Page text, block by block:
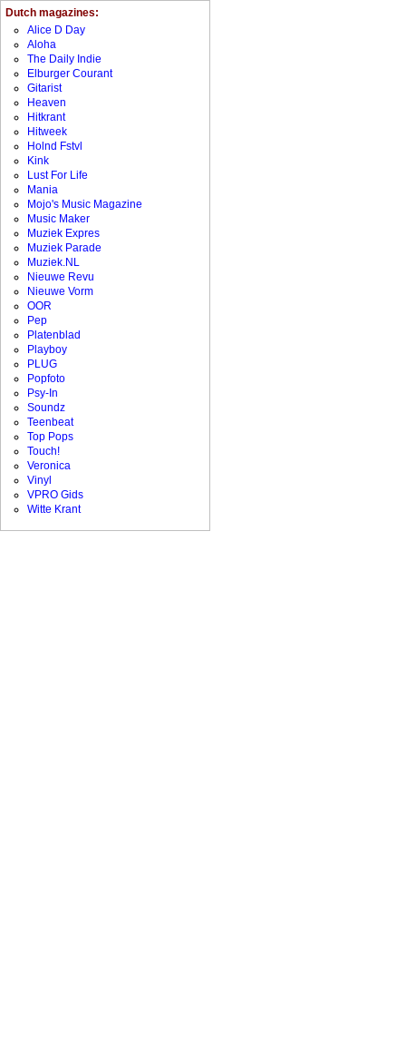
Dutch magazines:
Alice D Day
Aloha
The Daily Indie
Elburger Courant
Gitarist
Heaven
Hitkrant
Hitweek
Holnd Fstvl
Kink
Lust For Life
Mania
Mojo's Music Magazine
Music Maker
Muziek Expres
Muziek Parade
Muziek.NL
Nieuwe Revu
Nieuwe Vorm
OOR
Pep
Platenblad
Playboy
PLUG
Popfoto
Psy-In
Soundz
Teenbeat
Top Pops
Touch!
Veronica
Vinyl
VPRO Gids
Witte Krant